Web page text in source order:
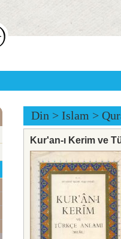
Din > Islam >
Kur'an-ı Kerim ve